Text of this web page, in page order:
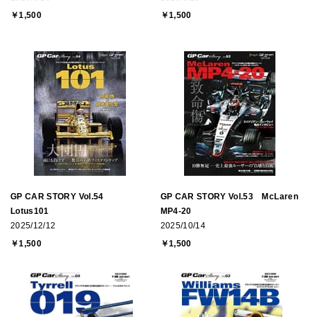
￥1,500
￥1,500
GP CAR STORY Vol.54
Lotus101
2025/12/12
￥1,500
GP CAR STORY Vol.53 McLaren
MP4-20
2025/10/14
￥1,500